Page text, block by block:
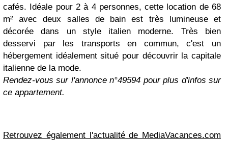
cafés. Idéale pour 2 à 4 personnes, cette location de 68
m² avec deux salles de bain est très lumineuse et
décorée dans un style italien moderne. Très bien
desservi par les transports en commun, c'est un
hébergement idéalement situé pour découvrir la capitale
italienne de la mode.
Rendez-vous sur l'annonce n°49594 pour plus d'infos sur
ce appartement.
Retrouvez également l'actualité de MediaVacances.com